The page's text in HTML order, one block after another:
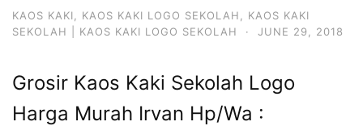
KAOS KAKI KAOS KAKI LOGO SEKOLAH
KAOS KAKI
SEKOLAH | KAOS KAKI LOGO SEKOLAH
· JUNE 29, 2018
Grosir Kaos Kaki Sekolah Logo
Harga Murah Irvan Hp/Wa :